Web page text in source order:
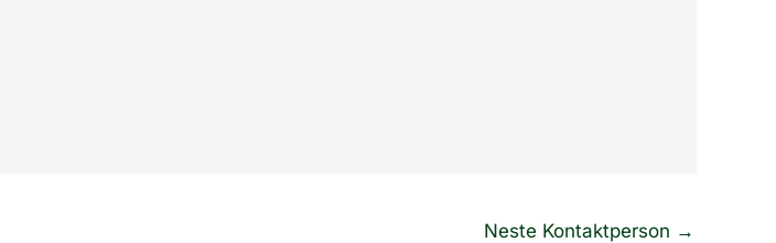
Neste Kontaktperson →